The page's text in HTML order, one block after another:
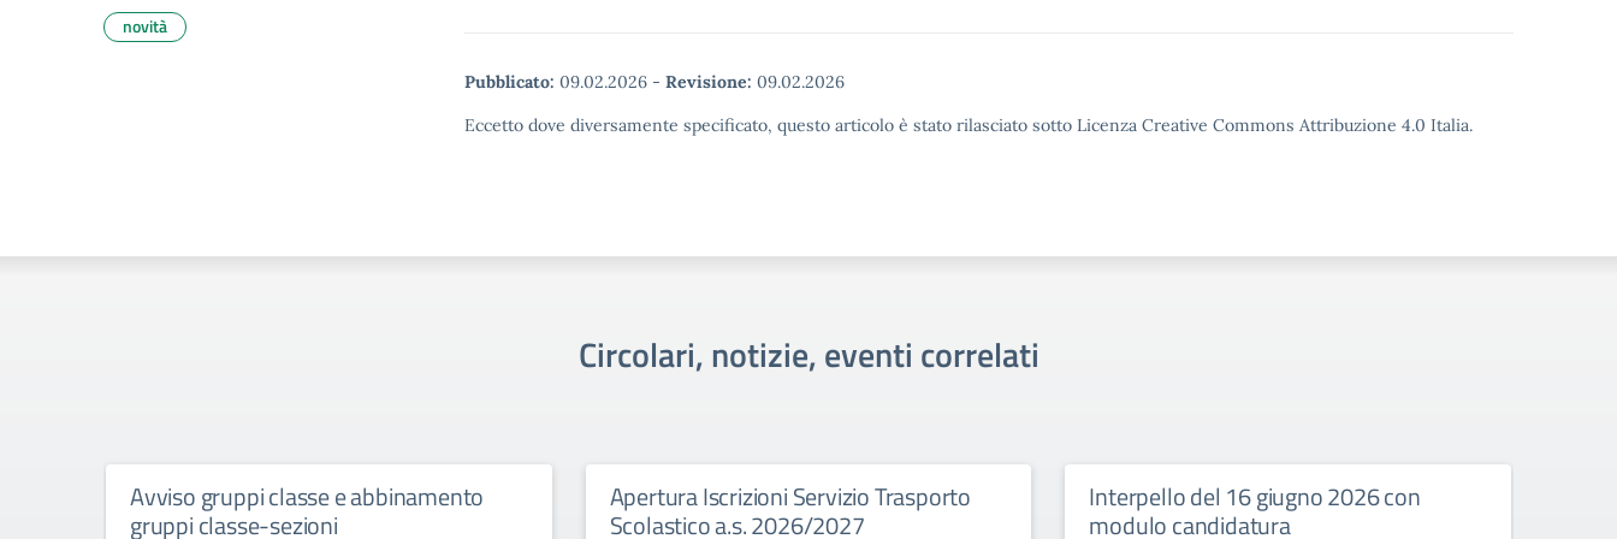
Pubblicato: 09.02.2026 - Revisione: 09.02.2026
Eccetto dove diversamente specificato, questo articolo è stato rilasciato sotto Licenza Creative Commons Attribuzione 4.0 Italia.
novità
Circolari, notizie, eventi correlati
Avviso gruppi classe e abbinamento
gruppi classe-sezioni
Apertura Iscrizioni Servizio Trasporto
Scolastico a.s. 2026/2027
Interpello del 16 giugno 2026 con
modulo candidatura